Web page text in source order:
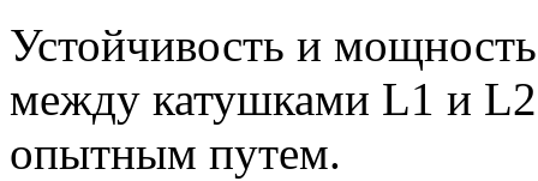
Устойчивость и
между катушками L1 и
опытным путем.